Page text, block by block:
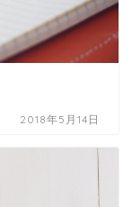
2018年5月14日